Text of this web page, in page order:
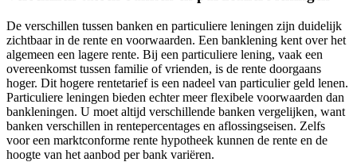
De verschillen tussen banken en particuliere leningen zijn duidelijk
zichtbaar in de rente en voorwaarden. Een banklening kent over het
algemeen een lagere rente. Bij een particuliere lening, vaak een
overeenkomst tussen familie of vrienden, is de rente doorgaans
hoger. Dit hogere rentetarief is een nadeel van particulier geld lenen.
Particuliere leningen bieden echter meer flexibele voorwaarden dan
bankleningen. U moet altijd verschillende banken vergelijken, want
banken verschillen in rentepercentages en aflossingseisen. Zelfs
voor een marktconforme rente hypotheek kunnen de rente en de
hoogte van het aanbod per bank variëren.